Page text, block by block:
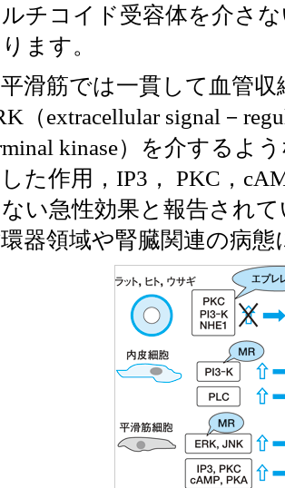
チコイド受容体を介さ
ます。
滑筋では一貫して血管収
（extracellular signal－
kinase）を介するよ
た作用，IP3， PKC，
い急性効果と報告され
器領域や腎臓関連の病